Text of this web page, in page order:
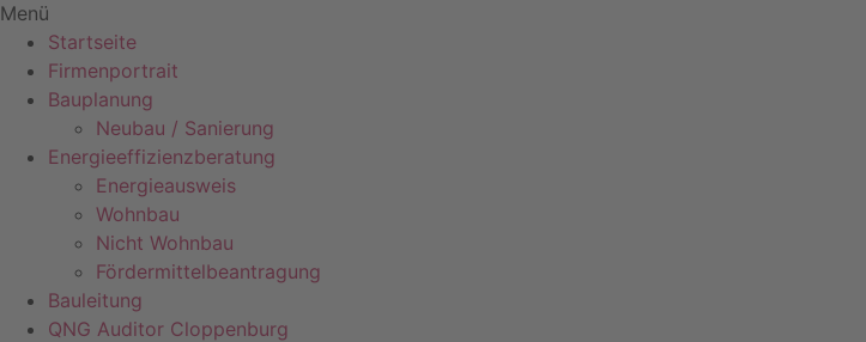
Menü
Startseite
Firmenportrait
Bauplanung
Neubau / Sanierung
Energieeffizienzberatung
Energieausweis
Wohnbau
Nicht Wohnbau
Fördermittelbeantragung
Bauleitung
QNG Auditor Cloppenburg